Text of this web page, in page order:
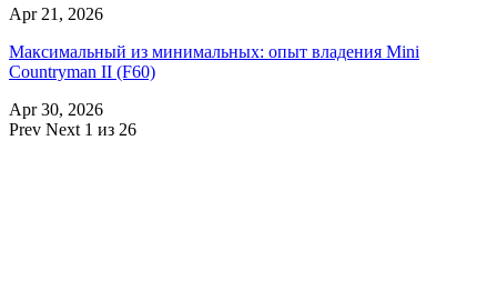
Apr 21, 2026
Максимальный из минимальных: опыт владения Mini
Countryman II (F60)
Apr 30, 2026
Prev Next 1 из 26